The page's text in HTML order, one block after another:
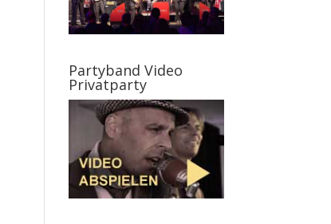
Partyband Video
Privatparty